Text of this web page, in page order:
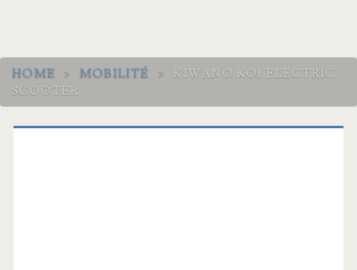
HOME > MOBILITÉ >
KIWANO KO1 ELECTRIC
SCOOTER